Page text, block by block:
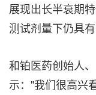
展现出长半衰期
测试剂量下仍具
和铂医药创始人
示："我们很高兴